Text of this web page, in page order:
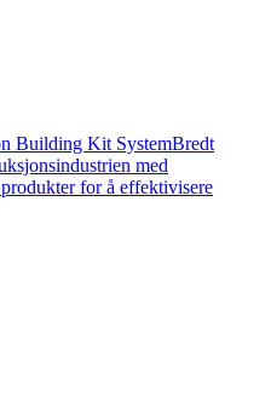
Building Kit SystemBredt
med
for å effektivisere